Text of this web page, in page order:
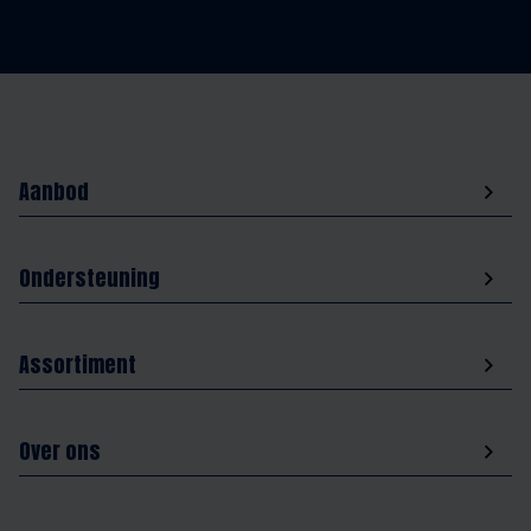
Aanbod
Ondersteuning
Assortiment
Over ons